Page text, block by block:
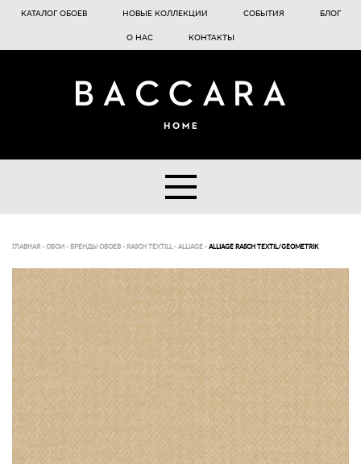
КАТАЛОГ ОБОЕВ НОВЫЕ КОЛЛЕКЦИИ СОБЫТИЯ БЛОГ
О НАС КОНТАКТЫ
ГЛАВНАЯ - ОБОИ - БРЕНДЫ ОБОЕВ - RASCH TEXTILL- ALLIAGE - ALLIAGE RASCH TEXTIL/GEOMETRIK